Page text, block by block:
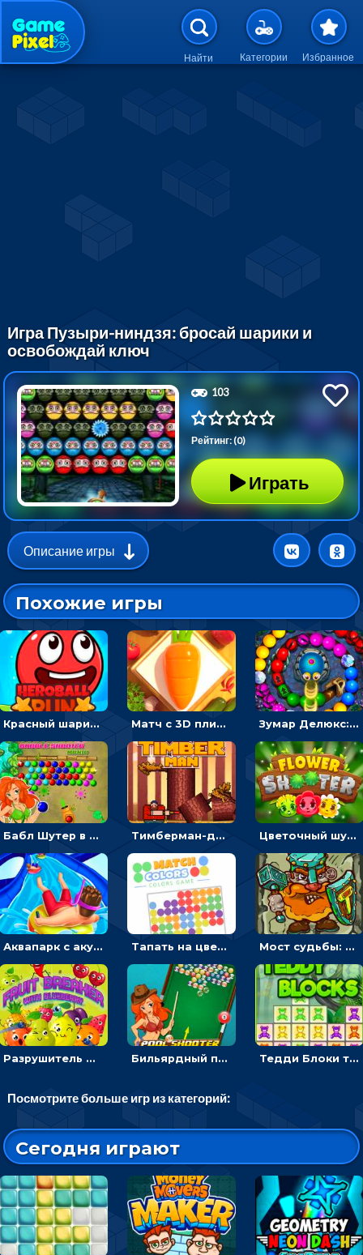
Перейти к основному
Найти Категории Избранное
Игра Пузыри-ниндзя: бросай шарики и
освобождай ключ
103
Рейтинг: (0)
Играть
Описание игры
Похожие игры
Красный шарик-герой в бегах: прыгать, чтобы избегать препятствий Матч с 3D плитками: раскладывать одинаковые предметы в окошки по три в ряд Зумар Делюкс: бросай шарики с черепашкой, чтобы остановить очередь
Бабл Шутер в джунглях: стрелять шариками по цветным целям Тимберман-дровосек: меняй сторону и руби дерево Цветочный шутер: стрелять пчелками по цветам
Аквапарк с акулами: жми, чтобы лететь к финишу по волнам Тапать на цветные точки, чтобы взрывать одинаковые - три в ряд Мост судьбы: прыгать по платформам и бить молотом орков
Разрушитель фруктов: стрелять ягодами по ананасам Бильярдный пул: стрелять шариками, чтобы взрывать одинаковые Тедди Блоки три в ряд: кликать и выбивать одинаковых мишек
Посмотрите больше игр из категорий:
Сегодня играют